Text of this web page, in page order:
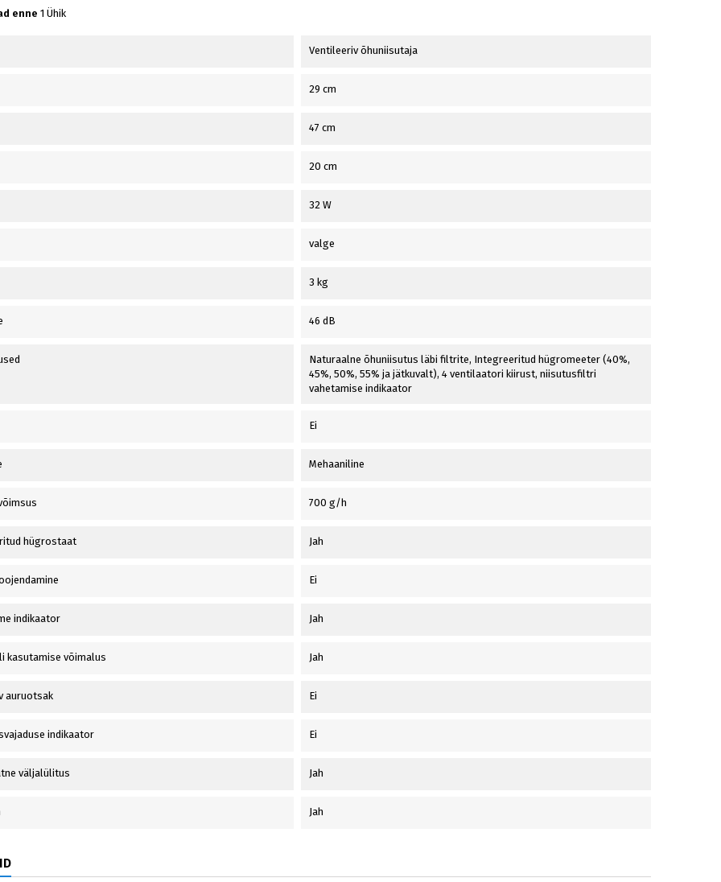
enne 1 Ühik
Ventileeriv õhuniisutaja
29 cm
47 cm
20 cm
32 W
valge
3 kg
46 dB
Naturaalne õhuniisutus läbi filtrite, Integreeritud hügromeeter (40%,
45%, 50%, 55% ja jätkuvalt), 4 ventilaatori kiirust, niisutusfiltri
vahetamise indikaator
Ei
Mehaaniline
700 g/h
hügrostaat Jah
Ei
indikaator Jah
kasutamise võimalus Jah
auruotsak Ei
indikaator Ei
väljalülitus Jah
Jah